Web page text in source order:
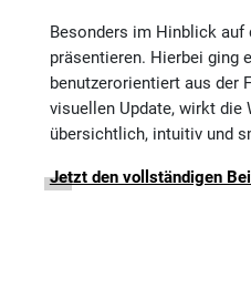
Besonders im Hinblick auf
präsentieren. Hierbei ging
benutzerorientiert aus der
visuellen Update, wirkt die
übersichtlich, intuitiv und
Jetzt den vollständigen